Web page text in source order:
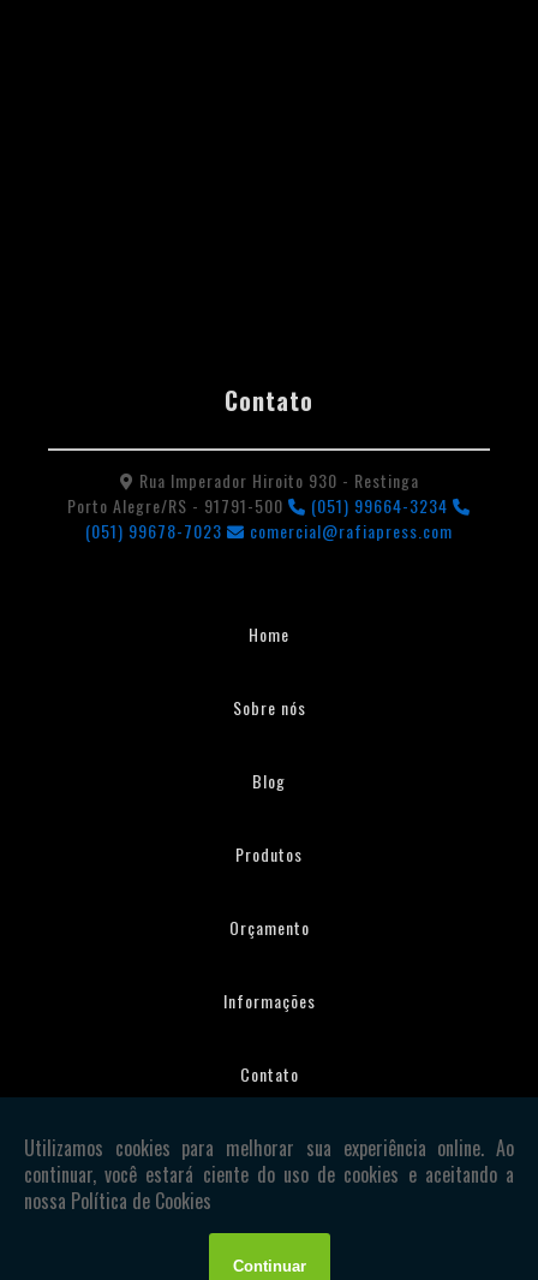
Contato
Rua Imperador Hiroito 930 - Restinga
Porto Alegre/RS - 91791-500
(051) 99664-3234
(051) 99678-7023
comercial@rafiapress.com
Home
Sobre nós
Blog
Produtos
Orçamento
Informações
Contato
Mapa do site